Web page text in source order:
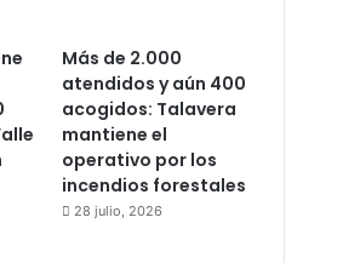
Más de 2.000
atendidos y aún 400
acogidos: Talavera
mantiene el
operativo por los
incendios forestales
28 julio, 2026